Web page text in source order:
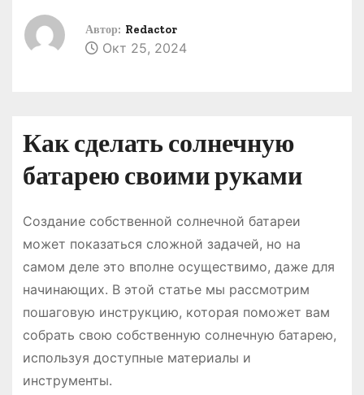
Автор: Redactor
Окт 25, 2024
Как сделать солнечную
батарею своими руками
Создание собственной солнечной батареи
может показаться сложной задачей, но на
самом деле это вполне осуществимо, даже для
начинающих. В этой статье мы рассмотрим
пошаговую инструкцию, которая поможет вам
собрать свою собственную солнечную батарею,
используя доступные материалы и
инструменты.